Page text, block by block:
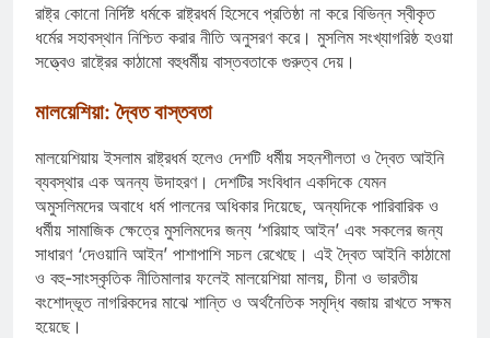
রাষ্ট্র কোনো নির্দিষ্ট ধর্মকে রাষ্ট্রধর্ম হিসেবে প্রতিষ্ঠা না করে বিভিন্ন স্বীকৃত
ধর্মের সহাবস্থান নিশ্চিত করার নীতি অনুসরণ করে। মুসলিম সংখ্যাগরিষ্ঠ হওয়া
সত্ত্বেও রাষ্ট্রের কাঠামো বহুধর্মীয় বাস্তবতাকে গুরুত্ব দেয়।
মালয়েশিয়া: দ্বৈত বাস্তবতা
মালয়েশিয়ায় ইসলাম রাষ্ট্রধর্ম হলেও দেশটি ধর্মীয় সহনশীলতা ও দ্বৈত আইনি
ব্যবস্থার এক অনন্য উদাহরণ। দেশটির সংবিধান একদিকে যেমন
অমুসলিমদের অবাধে ধর্ম পালনের অধিকার দিয়েছে, অন্যদিকে পারিবারিক ও
ধর্মীয় সামাজিক ক্ষেত্রে মুসলিমদের জন্য ‘শরিয়াহ আইন’ এবং সকলের জন্য
সাধারণ ‘দেওয়ানি আইন’ পাশাপাশি সচল রেখেছে। এই দ্বৈত আইনি কাঠামো
ও বহু-সাংস্কৃতিক নীতিমালার ফলেই মালয়েশিয়া মালয়, চীনা ও ভারতীয়
বংশোদ্ভূত নাগরিকদের মাঝে শান্তি ও অর্থনৈতিক সমৃদ্ধি বজায় রাখতে সক্ষম
হয়েছে।